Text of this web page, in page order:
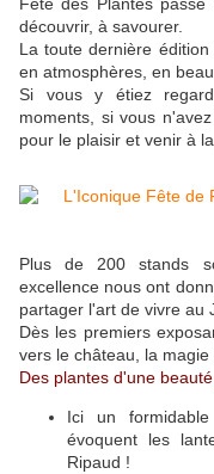
découvrir, à savourer.
La toute dernière
en atmosphères, en
Si vous y étiez
moments, si vous
pour le plaisir et venir à
Plus de 200 stands
excellence nous ont
partager l'art de vivre au
Dès les premiers
vers le château, la magie
Des plantes d'une
Ici un
évoquent les
Ripaud !